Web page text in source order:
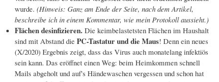
wurde. (Hinweis: Ganz am Ende der Seite, nach dem Artikel,
beschreibe ich in einem Kommentar, wie mein Protokoll aussieht.)
Flächen desinfizieren. Die keimbelastetsten Flächen im Haushalt
sind mit Abstand die PC-Tastatur und die Maus! Denn ein neues
(X/2020) Ergebnis zeigt, dass das Virus auch monatelang infektiös
sein kann. Das eröffnet einen Weg: beim Heimkommen schnell
Mails abgeholt und auf's Händewaschen vergessen und schon hat